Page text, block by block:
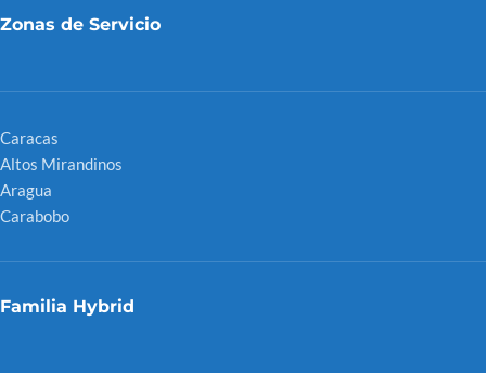
Zonas de Servicio
Caracas
Altos Mirandinos
Aragua
Carabobo
Familia Hybrid